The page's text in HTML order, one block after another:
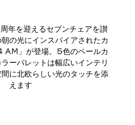
を迎えるセブンチェアを讃
の光にインスパイアされたカ
AM」が登場。5色のペールカ
ーパレットは幅広いインテリ
に北欧らしい光のタッチを添
えます